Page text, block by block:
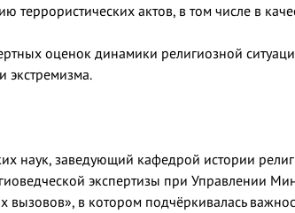
террористических актов, в том числе в
оценок динамики религиозной
экстремизма.
наук, заведующий кафедрой истории
экспертизы при Управлении
в котором подчёркивалась